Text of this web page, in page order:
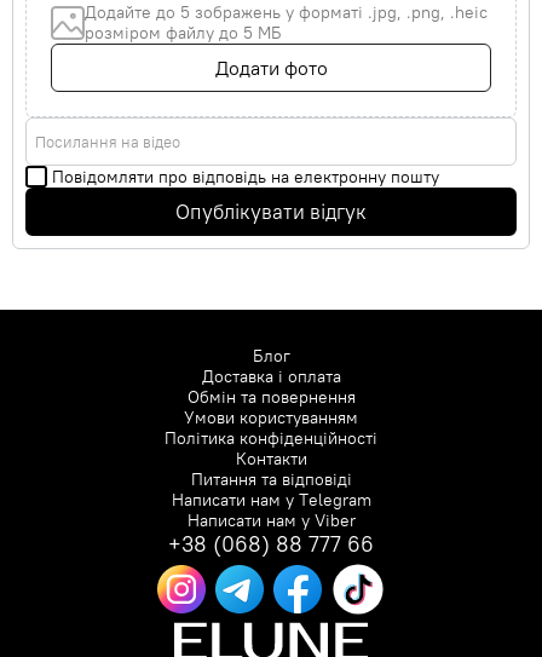
Додайте до 5 зображень у форматі .jpg, .png, .heic
розміром файлу до 5 МБ
Додати фото
Посилання на відео
Повідомляти про відповідь на електронну пошту
Опублікувати відгук
Блог
Доставка і оплата
Обмін та повернення
Умови користуванням
Політика конфіденційності
Контакти
Питання та відповіді
Написати нам уTelegram
Написати нам уViber
+38 (068) 88 777 66